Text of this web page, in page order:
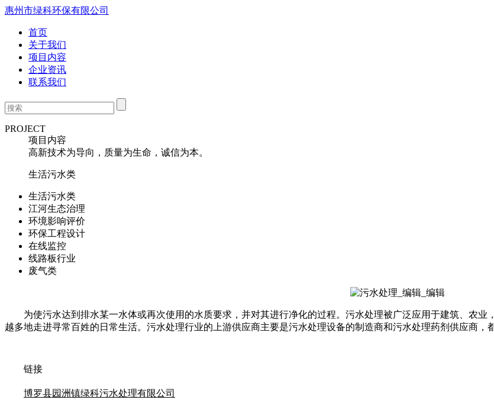
惠州市绿科环保有限公司
首页
关于我们
项目内容
企业资讯
联系我们
PROJECT
项目内容
高新技术为导向，质量为生命，诚信为本。
生活污水类
生活污水类
江河生态治理
环境影响评价
环保工程设计
在线监控
线路板行业
废气类
为使污水达到排水某一水体或再次使用的水质要求，并对其进行净化的过程。污水处理被广泛应用于建筑、农
越多地走进寻常百姓的日常生活。污水处理行业的上游供应商主要是污水处理设备的制造商和污水处理药剂供应商，
链接
博罗县园洲镇绿科污水处理有限公司